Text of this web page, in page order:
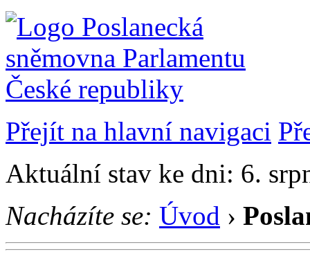
Přejít na hlavní navigaci
Aktuální stav ke dni: 6.
Nacházíte se: Úvod ›